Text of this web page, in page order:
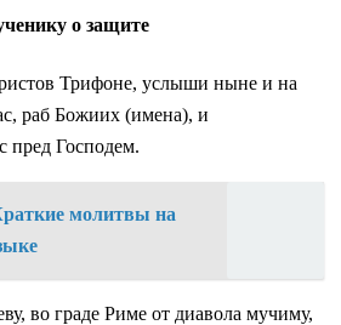
о защите
Трифоне, услыши ныне и на
раб Божиих (имена), и
пред Господем.
молитвы на
во граде Риме от диавола мучиму,